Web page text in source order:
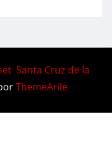
Santa Cruz de la
ThemeArile